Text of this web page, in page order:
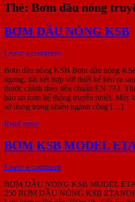
Thẻ: Bơm dầu nóng
BƠM DẦU NÓNG KSB
Leave a comment
Bơm dầu nóng KSB Bơm dầu nóng
ngang, dài kết hợp với thiết kế kéo ra
thước chính theo tiêu chuẩn EN 733.
bảo an toàn hệ thống truyền nhiệt. Máy
sử dụng trong nhiều ngành công […]
Read more
BƠM KSB MODEL
Leave a comment
BƠM DẦU NÓNG KSB MODEL
250 BƠM DẦU NÓNG KSB